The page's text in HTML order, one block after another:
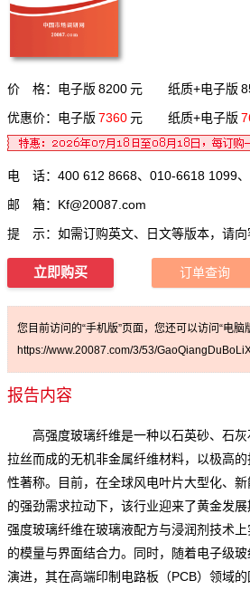
价 格：电子版 8200 元 纸质+电子版
优惠价：电子版 7360 元 纸质+电子版
电 话：400 612 8668、010-6618 1099
邮 箱： Kf@20087.com
提 示：如需订购英文、日文等版本，请向
立即购买 订单查询
您目前访问的“手机版”页面，您还可以访问“电脑
https://www.20087.com/3/53/
报告内容
高强度玻璃纤维是一种以石英砂、石灰
拉丝而成的无机非金属纤维材料，以极高
性著称。目前，在全球风电叶片大型化、
的强劲需求拉动下，该行业迎来了黄金发
强度玻璃纤维在玻璃液配方与浸润剂技术
的模量与界面结合力。同时，随着电子级
演进，其在高端印制电路板（PCB）领域